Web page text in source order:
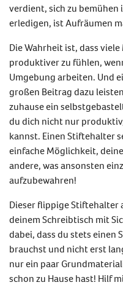
verdient, sich zu bemühen
erledigen, ist Aufräumen
Die Wahrheit ist, dass
produktiver zu fühlen,
Umgebung arbeiten. Und
großen Beitrag dazu
zuhause ein
du dich nicht nur
kannst. Einen Stiftehalter
einfache Möglichkeit,
andere, was ansonsten
aufzubewahren!
Dieser flippigeStiftehalter
deinem Schreibtisch mit
dabei, dass du stets einen
brauchst und nicht erst
nur ein paar
schon zu Hause hast! Hilf